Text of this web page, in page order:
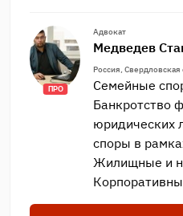
ПРО
Адвокат
Медведев
Россия, Свердловская
Семейные
Банкротство
юридических
споры в
Жилищные и